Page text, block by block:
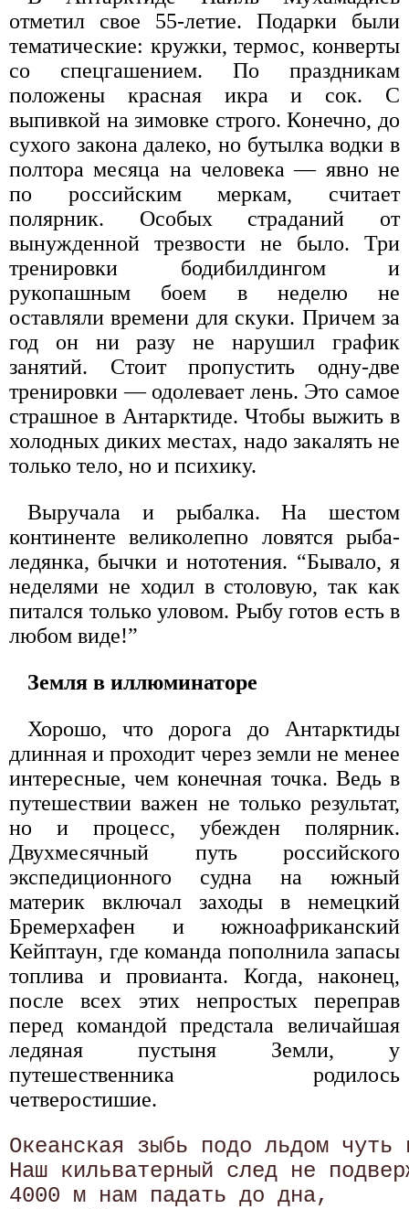
отметил свое 55-летие. Подарки были
тематические: кружки, термос, конверты
со спецгашением. По праздникам
положены красная икра и сок. С
выпивкой на зимовке строго. Конечно, до
сухого закона далеко, но бутылка водки в
полтора месяца на человека — явно не
по российским меркам, считает
полярник. Особых страданий от
вынужденной трезвости не было. Три
тренировки бодибилдингом и
рукопашным боем в неделю не
оставляли времени для скуки. Причем за
год он ни разу не нарушил график
занятий. Стоит пропустить одну-две
тренировки — одолевает лень. Это самое
страшное в Антарктиде. Чтобы выжить в
холодных диких местах, надо закалять не
только тело, но и психику.
Выручала и рыбалка. На шестом
континенте великолепно ловятся рыба-
ледянка, бычки и нототения. “Бывало, я
неделями не ходил в столовую, так как
питался только уловом. Рыбу готов есть в
любом виде!”
Земля в иллюминаторе
Хорошо, что дорога до Антарктиды
длинная и проходит через земли не менее
интересные, чем конечная точка. Ведь в
путешествии важен не только результат,
но и процесс, убежден полярник.
Двухмесячный путь российского
экспедиционного судна на южный
материк включал заходы в немецкий
Бремерхафен и южноафриканский
Кейптаун, где команда пополнила запасы
топлива и провианта. Когда, наконец,
после всех этих непростых переправ
перед командой предстала величайшая
ледяная пустыня Земли, у
путешественника родилось
четверостишие.
Океанская зыбь подо льдом чуть
Наш кильватерный след не
4000 м нам падать до дна,